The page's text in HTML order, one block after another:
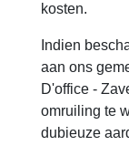
kosten.
Indien
aan ons
D'office -
omruiling te
dubieuze